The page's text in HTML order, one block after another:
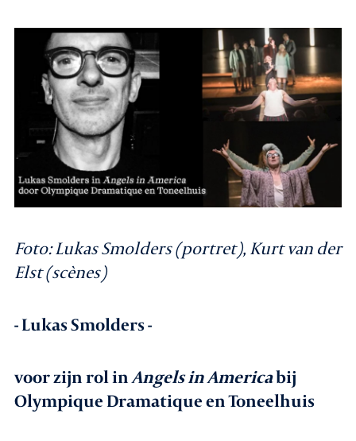
Foto:Lukas Smolders (portret), Kurt van der
Elst (scènes)
- Lukas Smolders -
voor zijn rol inAngels in Americabij
Olympique Dramatique en Toneelhuis